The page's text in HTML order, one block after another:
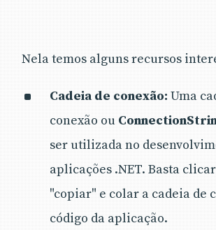
Nela temos alguns recursos
Cadeia de conexão: Uma
conexão ou
ser utilizada no
aplicações .NET. Basta
"copiar" e colar a cadeia de
código da aplicação.